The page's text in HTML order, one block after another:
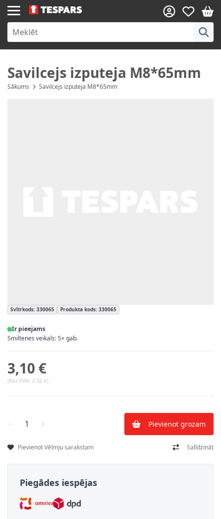
Skip to Content
Savilcejs izputeja M8*65mm
Sākums Savilcejs izputeja M8*65mm
Svītrkods: 330065 Produkta kods: 330065
Ir pieejams
Smiltenes veikals: 5+ gab.
3,10 €
(Bez PVN: 2,56 €)
Skaits Pievienot grozam
Pievienot Vēlmju sarakstam Salīdzināt
Piegādes iespējas